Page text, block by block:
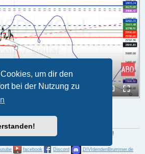
um dir den
bei der Nutzung zu
196027 mal betrachtet
wird besser, man muss nur warten können !
facebook Discord DIVIdendenBrummer.de